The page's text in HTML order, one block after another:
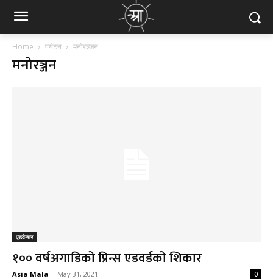
Home पर्यटन मनोरञ्जन
मनोरञ्जन
एडवेन्चर
१०० वर्षअगाडिको प्रिन्स एडवर्डको शिकार
Asia Mala - May 31, 2021 0